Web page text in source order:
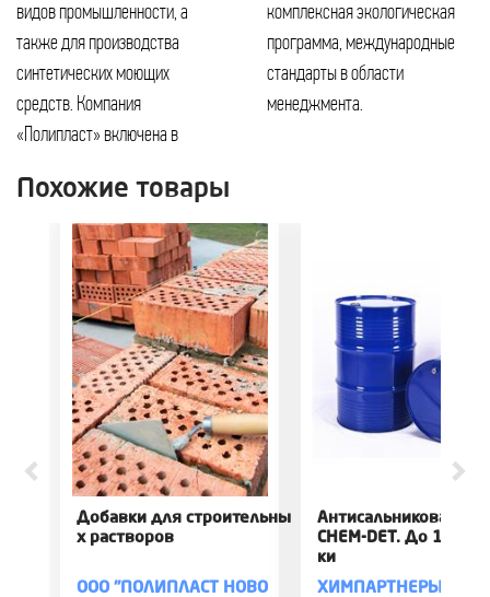
видов промышленности, а
также для производства
синтетических моющих
средств. Компания
«Полипласт» включена в
комплексная экологическая
программа, международные
стандарты в области
менеджмента.
Похожие товары
Добавки для строительны
х растворов
ООО "ПОЛИПЛАСТ НОВОМОСКОВСК"
Антисальниковая
CHEM-DET. До 100%
ки
ХИМПАРТНЕРЫ